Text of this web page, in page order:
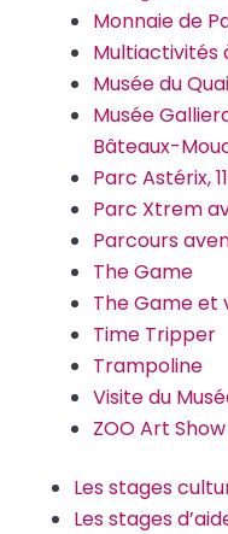
Monnaie de
Multiactivités
Musée du
Musée
Bâteaux-
Parc Astérix,
Parc Xtrem
Parcours
The Game
The Game et
Time Tripper
Trampoline
Visite du
ZOO Art
Les stages
Les stages